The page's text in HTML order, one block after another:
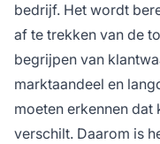
bedrijf. Het wordt
af te trekken van de
begrijpen van
marktaandeel en
moeten erkennen
verschilt. Daarom is